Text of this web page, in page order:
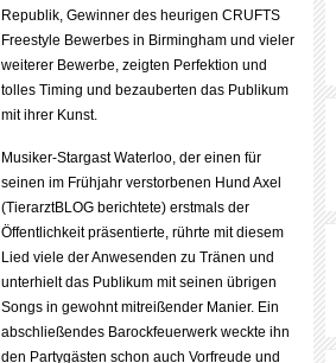
Republik, Gewinner des heurigen CRUFTS
Freestyle Bewerbes in Birmingham und vieler
weiterer Bewerbe, zeigten Perfektion und
tolles Timing und bezauberten das Publikum
mit ihrer Kunst.
Musiker-Stargast Waterloo, der einen für
seinen im Frühjahr verstorbenen Hund Axel
(TierarztBLOG berichtete) erstmals der
Öffentlichkeit präsentierte, rührte mit diesem
Lied viele der Anwesenden zu Tränen und
unterhielt das Publikum mit seinen übrigen
Songs in gewohnt mitreißender Manier. Ein
abschließendes Barockfeuerwerk weckte ihn
den Partygästen schon auch Vorfreude und